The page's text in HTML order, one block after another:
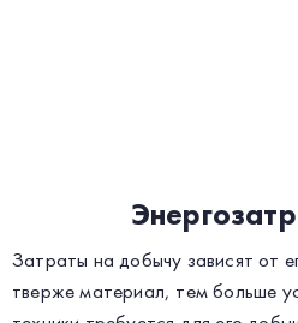
Затраты на добычу зависят от
тверже материал, тем больше